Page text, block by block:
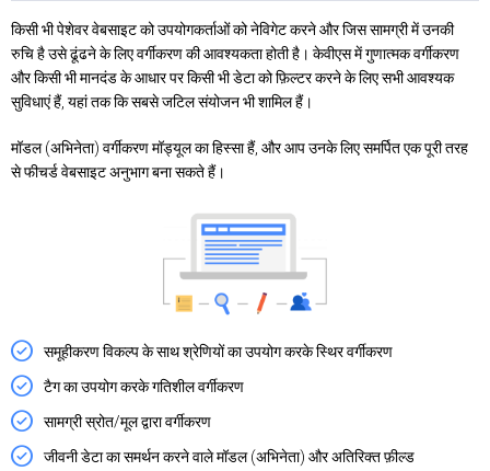
किसी भी पेशेवर वेबसाइट को उपयोगकर्ताओं को नेविगेट करने और जिस सामग्री में उनकी
रुचि है उसे ढूंढने के लिए वर्गीकरण की आवश्यकता होती है। केवीएस में गुणात्मक वर्गीकरण
और किसी भी मानदंड के आधार पर किसी भी डेटा को फ़िल्टर करने के लिए सभी आवश्यक
सुविधाएं हैं, यहां तक ​​कि सबसे जटिल संयोजन भी शामिल हैं।
मॉडल (अभिनेता) वर्गीकरण मॉड्यूल का हिस्सा हैं, और आप उनके लिए समर्पित एक पूरी तरह
से फीचर्ड वेबसाइट अनुभाग बना सकते हैं।
समूहीकरण विकल्प के साथ श्रेणियों का उपयोग करके स्थिर वर्गीकरण
टैग का उपयोग करके गतिशील वर्गीकरण
सामग्री स्रोत/मूल द्वारा वर्गीकरण
जीवनी डेटा का समर्थन करने वाले मॉडल (अभिनेता) और अतिरिक्त फ़ील्ड